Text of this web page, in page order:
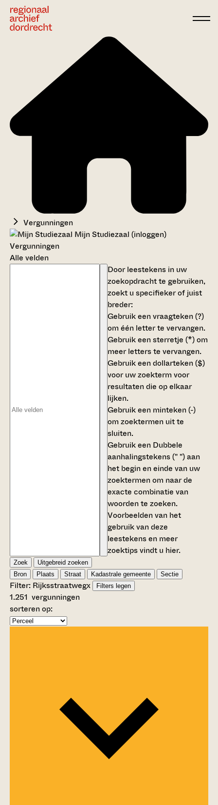
Vergunningen
Mijn Studiezaal (inloggen)
Vergunningen
Alle velden
Door leestekens in uw
zoekopdracht te gebruiken,
zoekt u specifieker of juist
breder:
Gebruik eenvraagteken (?)
om één letter te vervangen.
Gebruik eensterretje (*)om
meer letters te vervangen.
Gebruik eendollarteken ($)
voor uw zoekterm voor
resultaten die op elkaar
lijken.
Gebruik een minteken (-)
om zoektermen uit te
sluiten.
Gebruik een Dubbele
aanhalingstekens (" ")aan
het begin en einde van uw
zoektermen om naar de
exacte combinatie van
woorden te zoeken.
Voorbeelden van het
gebruik van deze
leestekens en meer
zoektips vindt u hier.
Zoek
Uitgebreid zoeken
Bron
Plaats Straat Kadastrale gemeente Sectie
Filter: Rijksstraatwegx Filters legen
1.251 vergunningen
sorteren op: